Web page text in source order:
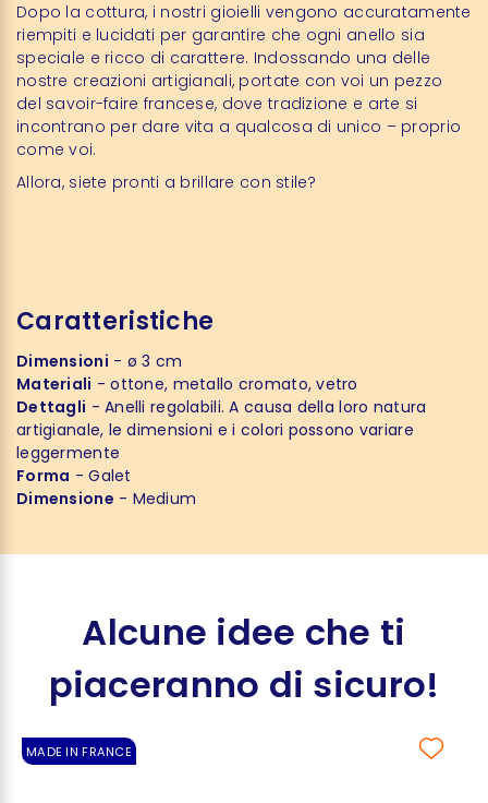
Dopo la cottura, i nostri gioielli vengono accuratamente
riempiti e lucidati per garantire che ogni anello sia
speciale e ricco di carattere. Indossando una delle
nostre creazioni artigianali, portate con voi un pezzo
del savoir-faire francese, dove tradizione e arte si
incontrano per dare vita a qualcosa di unico – proprio
come voi.
Allora, siete pronti a brillare con stile?
Caratteristiche
Dimensioni - ø 3 cm
Materiali - ottone, metallo cromato, vetro
Dettagli - Anelli regolabili. A causa della loro natura
artigianale, le dimensioni e i colori possono variare
leggermente
Forma - Galet
Dimensione - Medium
Alcune idee che ti
piaceranno di sicuro!
MADE IN FRANCE